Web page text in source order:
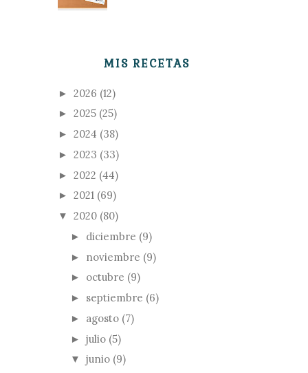
MIS RECETAS
► 2026 (12)
► 2025 (25)
► 2024 (38)
► 2023 (33)
► 2022 (44)
► 2021 (69)
▼ 2020 (80)
► diciembre (9)
► noviembre (9)
► octubre (9)
► septiembre (6)
► agosto (7)
► julio (5)
▼ junio (9)